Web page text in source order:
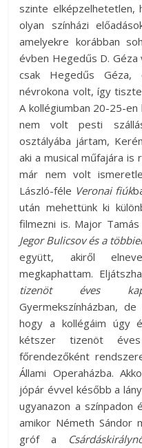
szinte elképzelhetetlen,
olyan színházi
amelyekre korábban
évben Hegedűs D.
csak Hegedűs
névrokona volt, így
A kollégiumban 20-25-
nem volt pesti
osztályába jártam,
aki a musical műfajára
már nem volt
László-féle Veronai fiúk
után mehettünk ki
filmezni is. Major
Jegor Bulicsov és a
együtt, akiről
megkaphattam.
tizenöt éves
Gyermekszínházban,
hogy a kollégáim úgy
kétszer tizenöt
főrendezőként
Állami Operaházba.
jópár évvel később a
ugyanazon a színpadon
amikor Németh Sándor
gróf a